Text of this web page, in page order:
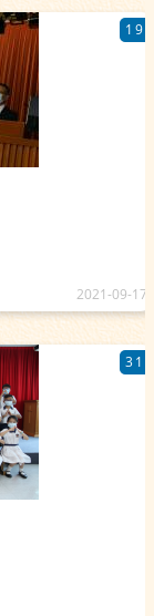
19
2021-09-17
31